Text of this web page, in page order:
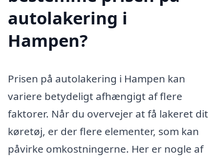
autolakering i
Hampen?
Prisen på autolakering i Hampen kan
variere betydeligt afhængigt af flere
faktorer. Når du overvejer at få lakeret dit
køretøj, er der flere elementer, som kan
påvirke omkostningerne. Her er nogle af